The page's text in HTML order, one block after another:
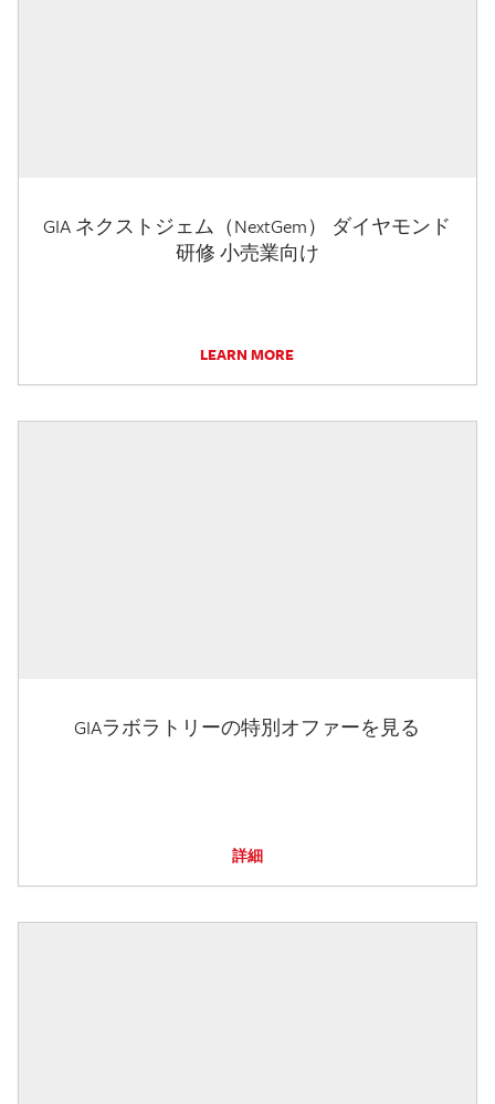
GIA ネクストジェム（NextGem） ダイヤモンド
研修 小売業向け
LEARN MORE
GIAラボラトリーの特別オファーを見る
詳細